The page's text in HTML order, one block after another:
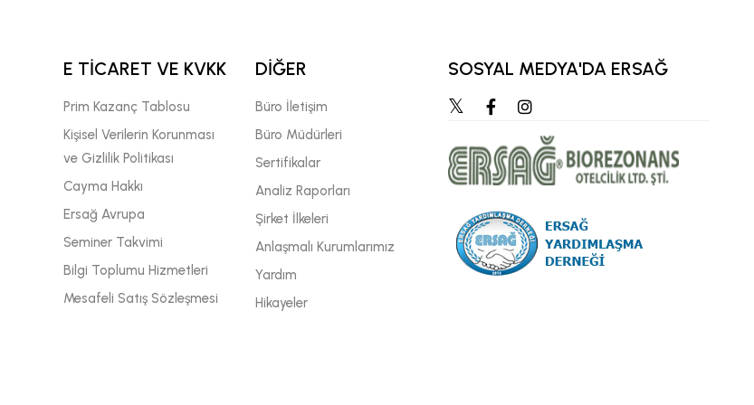
E TİCARET VE KVKK
Prim Kazanç Tablosu
Kişisel Verilerin Korunması
ve Gizlilik Politikası
Cayma Hakkı
Ersağ Avrupa
Seminer Takvimi
Bilgi Toplumu Hizmetleri
Mesafeli Satış Sözleşmesi
DİĞER
Büro İletişim
Büro Müdürleri
Sertifikalar
Analiz Raporları
Şirket İlkeleri
Anlaşmalı Kurumlarımız
Yardım
Hikayeler
SOSYAL MEDYA'DA ERSAĞ